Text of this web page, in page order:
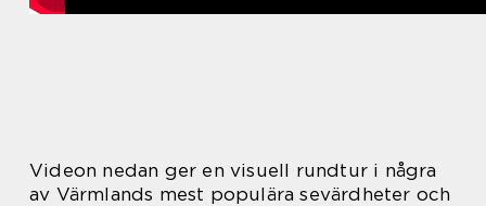
Videon nedan ger en visuell rundtur i några
av Värmlands mest populära sevärdheter och